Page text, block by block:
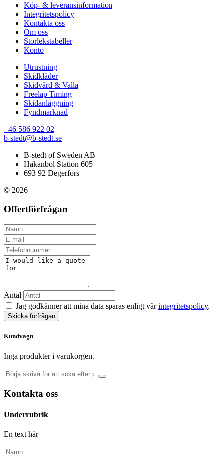
Köp- & leveransinformation
Integritetspolicy
Kontakta oss
Om oss
Storlekstabeller
Konto
Utrustning
Skidkläder
Skidvård & Valla
Freelap Timing
Skidanläggning
Fyndmarknad
+46 586 922 02
b-stedt@b-stedt.se
B-stedt of Sweden AB
Håkanbol Station 605
693 92 Degerfors
© 2026
Offertförfrågan
Antal
Jag godkänner att mina data sparas enligt vårintegritetspolicy.
Skicka förfrågan
Kundvagn
Inga produkter i varukorgen.
Kontakta oss
Underrubrik
En text här